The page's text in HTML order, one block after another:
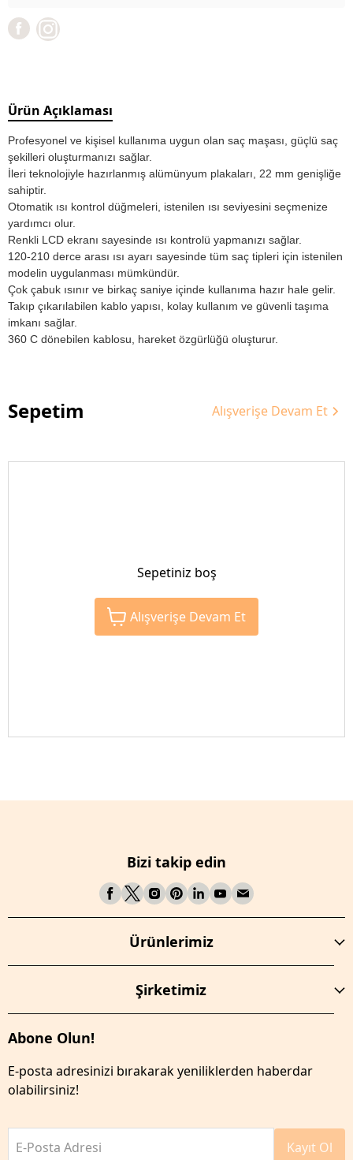
Ürün Açıklaması
Profesyonel ve kişisel kullanıma uygun olan saç maşası, güçlü saç
şekilleri oluşturmanızı sağlar.
İleri teknolojiyle hazırlanmış alümünyum plakaları, 22 mm genişliğe
sahiptir.
Otomatik ısı kontrol düğmeleri, istenilen ısı seviyesini seçmenize
yardımcı olur.
Renkli LCD ekranı sayesinde ısı kontrolü yapmanızı sağlar.
120-210 derce arası ısı ayarı sayesinde tüm saç tipleri için istenilen
modelin uygulanması mümkündür.
Çok çabuk ısınır ve birkaç saniye içinde kullanıma hazır hale gelir.
Takıp çıkarılabilen kablo yapısı, kolay kullanım ve güvenli taşıma
imkanı sağlar.
360 C dönebilen kablosu, hareket özgürlüğü oluşturur.
Sepetim Alışverişe Devam Et
Sepetiniz boş
Alışverişe Devam Et
Bizi takip edin
Ürünlerimiz
Şirketimiz
Abone Olun!
E-posta adresinizi bırakarak yeniliklerden haberdar
olabilirsiniz!
E-Posta Adresi Kayıt Ol